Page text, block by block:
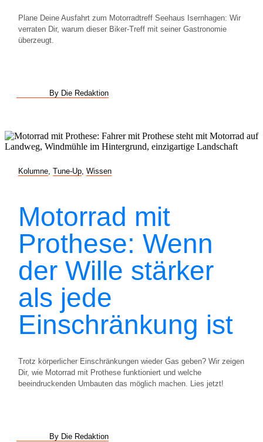
Plane Deine Ausfahrt zum Motorradtreff Seehaus Isernhagen: Wir
verraten Dir, warum dieser Biker-Treff mit seiner Gastronomie
überzeugt.
By Die Redaktion
Kolumne Tune-Up Wissen
Motorrad mit
Prothese: Wenn
der Wille stärker
als jede
Einschränkung ist
Trotz körperlicher Einschränkungen wieder Gas geben? Wir zeigen
Dir, wie Motorrad mit Prothese funktioniert und welche
beeindruckenden Umbauten das möglich machen. Lies jetzt!
By Die Redaktion